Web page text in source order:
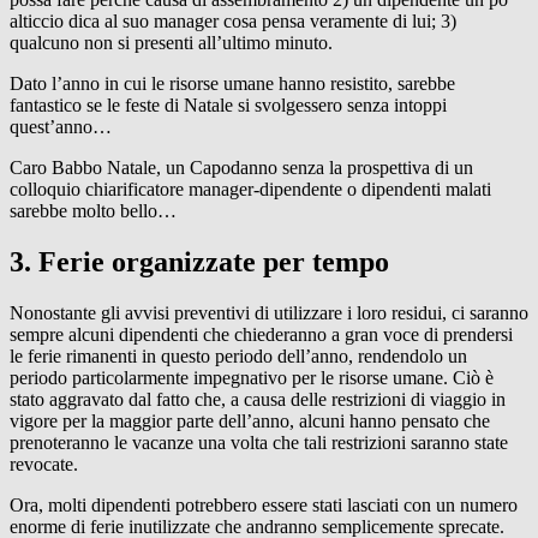
alticcio dica al suo manager cosa pensa veramente di lui; 3)
qualcuno non si presenti all’ultimo minuto.
Dato l’anno in cui le risorse umane hanno resistito, sarebbe
fantastico se le feste di Natale si svolgessero senza intoppi
quest’anno…
Caro Babbo Natale, un Capodanno senza la prospettiva di un
colloquio chiarificatore manager-dipendente o dipendenti malati
sarebbe molto bello…
3. Ferie organizzate per tempo
Nonostante gli avvisi preventivi di utilizzare i loro residui, ci saranno
sempre alcuni dipendenti che chiederanno a gran voce di prendersi
le ferie rimanenti in questo periodo dell’anno, rendendolo un
periodo particolarmente impegnativo per le risorse umane. Ciò è
stato aggravato dal fatto che, a causa delle restrizioni di viaggio in
vigore per la maggior parte dell’anno, alcuni hanno pensato che
prenoteranno le vacanze una volta che tali restrizioni saranno state
revocate.
Ora, molti dipendenti potrebbero essere stati lasciati con un numero
enorme di ferie inutilizzate che andranno semplicemente sprecate.